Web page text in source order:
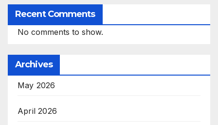
Recent Comments
No comments to show.
Archives
May 2026
April 2026